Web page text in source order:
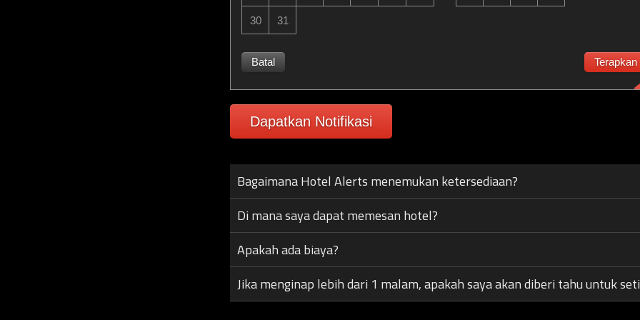
30 31
Batal Terapkan
Dapatkan Notifikasi
Bagaimana Hotel Alerts menemukan ketersediaan?
Di mana saya dapat memesan hotel?
Apakah ada biaya?
Jika menginap lebih dari 1 malam, apakah saya akan diberi tahu untuk